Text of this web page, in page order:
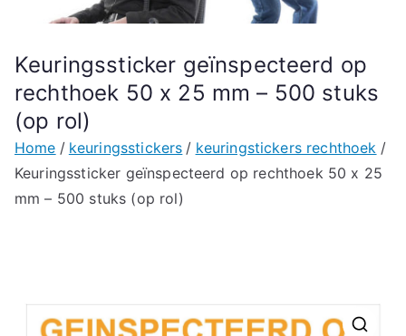
Keuringssticker geïnspecteerd op
rechthoek 50 x 25 mm – 500 stuks
(op rol)
Home keuringsstickers
keuringstickers rechthoek
Keuringssticker geïnspecteerd op rechthoek 50 x 25
mm – 500 stuks (op rol)